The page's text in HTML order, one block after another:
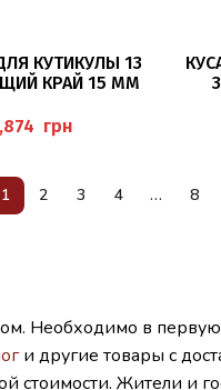
КОРЗИНУ
КУТИКУЛЫ 13
КРАЙ 15 ММ
грн
1 2 3 4 … 8
в первую
и другие товары с
стоимости. Жители и